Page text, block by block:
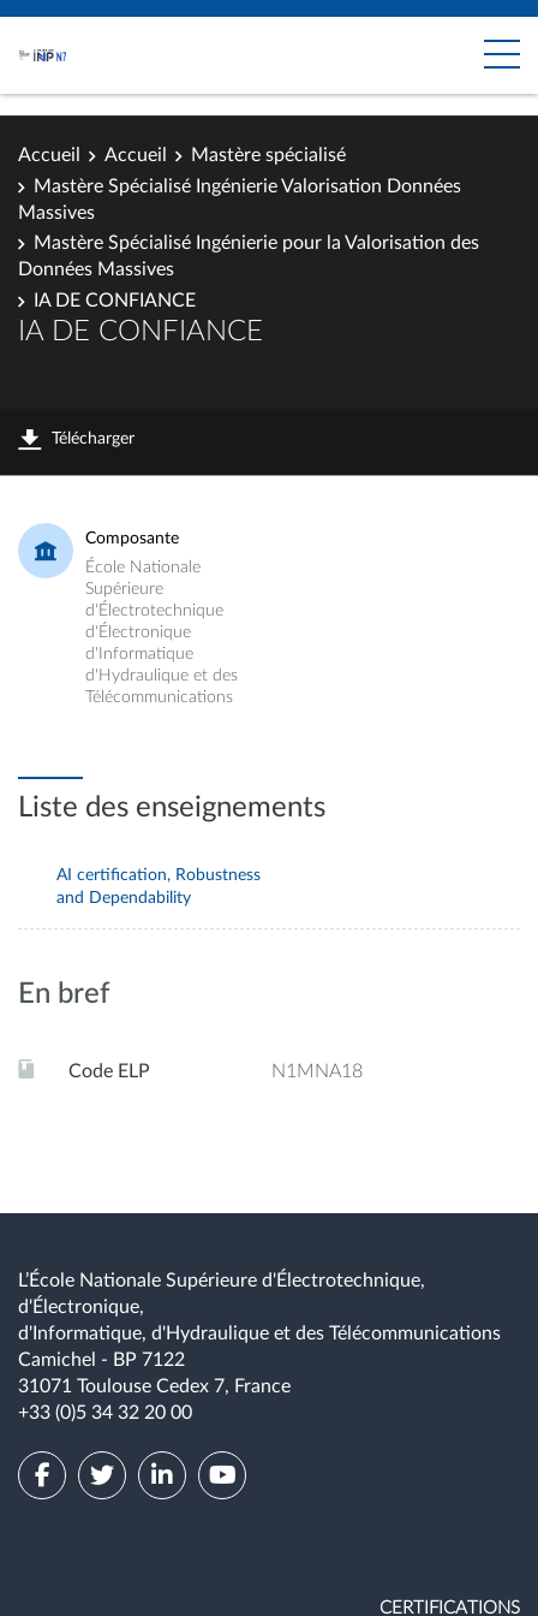
Accueil Accueil
Mastère spécialisé
Mastère Spécialisé Ingénierie Valorisation Données
Massives
Mastère Spécialisé Ingénierie pour la Valorisation des
Données Massives
IA DE CONFIANCE
IA DE CONFIANCE
Télécharger
Composante
École Nationale
Supérieure
d'Électrotechnique
d'Électronique
d'Informatique
d'Hydraulique et des
Télécommunications
Liste des enseignements
AI certification, Robustness
and Dependability
En bref
Code ELP N1MNA18
L’École Nationale Supérieure d'Électrotechnique,
d'Électronique,
d'Informatique, d'Hydraulique et des Télécommunications
Camichel - BP 7122
31071 Toulouse Cedex 7, France
+33 (0)5 34 32 20 00
CERTIFICATIONS